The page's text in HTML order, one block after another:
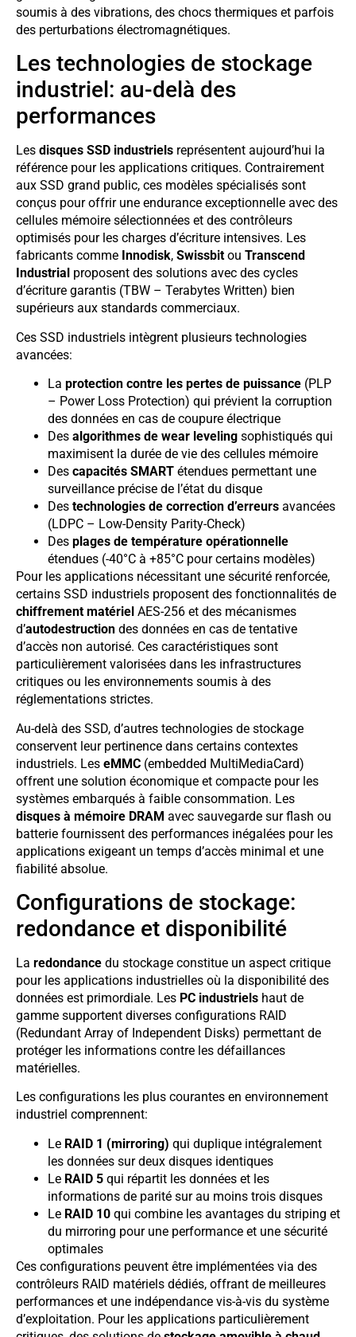
soumis à des vibrations, des chocs thermiques et parfois
des perturbations électromagnétiques.
Les technologies de stockage
industriel: au-delà des
performances
Les disques SSD industriels représentent aujourd’hui la
référence pour les applications critiques. Contrairement
aux SSD grand public, ces modèles spécialisés sont
conçus pour offrir une endurance exceptionnelle avec des
cellules mémoire sélectionnées et des contrôleurs
optimisés pour les charges d’écriture intensives. Les
fabricants comme Innodisk, Swissbit ou Transcend
Industrial proposent des solutions avec des cycles
d’écriture garantis (TBW – Terabytes Written) bien
supérieurs aux standards commerciaux.
Ces SSD industriels intègrent plusieurs technologies
avancées:
La protection contre les pertes de puissance (PLP
– Power Loss Protection) qui prévient la corruption
des données en cas de coupure électrique
Des algorithmes de wear leveling sophistiqués qui
maximisent la durée de vie des cellules mémoire
Des capacités SMART étendues permettant une
surveillance précise de l’état du disque
Des technologies de correction d’erreurs avancées
(LDPC – Low-Density Parity-Check)
Des plages de température opérationnelle
étendues (-40°C à +85°C pour certains modèles)
Pour les applications nécessitant une sécurité renforcée,
certains SSD industriels proposent des fonctionnalités de
chiffrement matériel AES-256 et des mécanismes
d’autodestruction des données en cas de tentative
d’accès non autorisé. Ces caractéristiques sont
particulièrement valorisées dans les infrastructures
critiques ou les environnements soumis à des
réglementations strictes.
Au-delà des SSD, d’autres technologies de stockage
conservent leur pertinence dans certains contextes
industriels. Les eMMC (embedded MultiMediaCard)
offrent une solution économique et compacte pour les
systèmes embarqués à faible consommation. Les
disques à mémoire DRAM avec sauvegarde sur flash ou
batterie fournissent des performances inégalées pour les
applications exigeant un temps d’accès minimal et une
fiabilité absolue.
Configurations de stockage:
redondance et disponibilité
La redondance du stockage constitue un aspect critique
pour les applications industrielles où la disponibilité des
données est primordiale. Les PC industriels haut de
gamme supportent diverses configurations RAID
(Redundant Array of Independent Disks) permettant de
protéger les informations contre les défaillances
matérielles.
Les configurations les plus courantes en environnement
industriel comprennent:
Le RAID 1 (mirroring) qui duplique intégralement
les données sur deux disques identiques
Le RAID 5 qui répartit les données et les
informations de parité sur au moins trois disques
Le RAID 10 qui combine les avantages du striping et
du mirroring pour une performance et une sécurité
optimales
Ces configurations peuvent être implémentées via des
contrôleurs RAID matériels dédiés, offrant de meilleures
performances et une indépendance vis-à-vis du système
d’exploitation. Pour les applications particulièrement